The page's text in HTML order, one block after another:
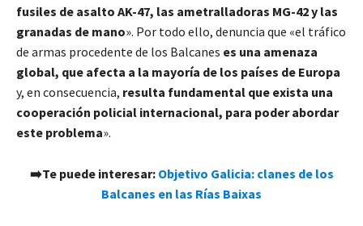
fusiles de asalto AK-47, las ametralladoras MG-42 y las
granadas de mano». Por todo ello, denuncia que «el tráfico
de armas procedente de los Balcanes es una amenaza
global, que afecta a la mayoría de los países de Europa
y, en consecuencia, resulta fundamental que exista una
cooperación policial internacional, para poder abordar
este problema».
➡️Te puede interesar: Objetivo Galicia: clanes de los
Balcanes en las Rías Baixas